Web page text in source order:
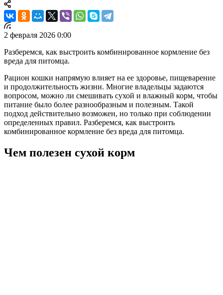
2 февраля 2026 0:00
Разберемся, как выстроить комбинированное кормление без
вреда для питомца.
Рацион кошки напрямую влияет на ее здоровье, пищеварение
и продолжительность жизни. Многие владельцы задаются
вопросом, можно ли смешивать сухой и влажный корм, чтобы
питание было более разнообразным и полезным. Такой
подход действительно возможен, но только при соблюдении
определенных правил. Разберемся, как выстроить
комбинированное кормление без вреда для питомца.
Чем полезен сухой корм